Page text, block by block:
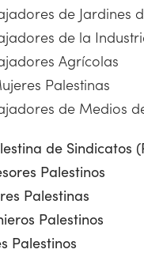
de Jardines
de la
Agrícolas
Palestinas
de Medios
de Sindicatos
Palestinos
Palestinas
Palestinos
Palestinos